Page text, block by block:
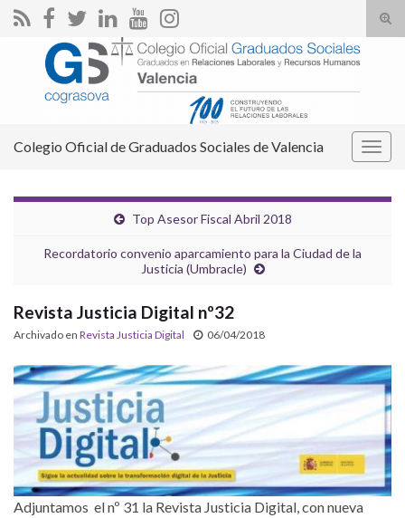
el
Search for:
Colegio Oficial de Graduados Sociales de Valencia
Top Asesor Fiscal Abril 2018
Recordatorio convenio aparcamiento para la Ciudad de la
Justicia (Umbracle)
Revista Justicia Digital nº32
Archivado en Revista Justicia Digital 06/04/2018
Adjuntamos el nº 31 la Revista Justicia Digital, con nueva